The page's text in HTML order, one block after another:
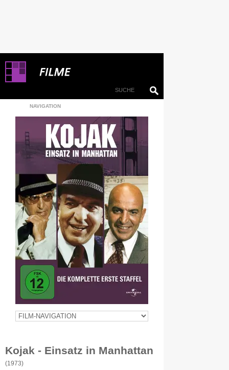
NAVIGATION
Kojak - Einsatz in Manhattan
(1973)